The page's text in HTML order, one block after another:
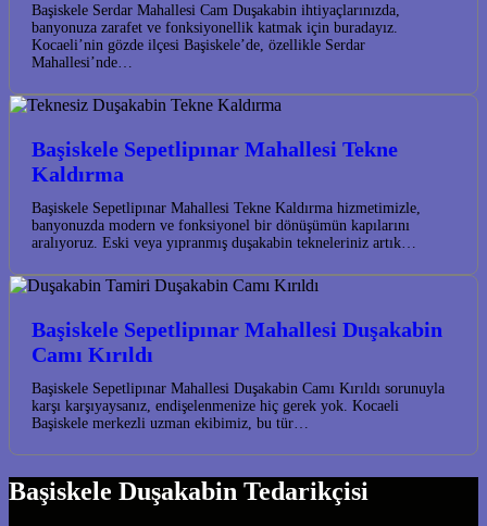
Başiskele Serdar Mahallesi Cam Duşakabin ihtiyaçlarınızda,
banyonuza zarafet ve fonksiyonellik katmak için buradayız.
Kocaeli’nin gözde ilçesi Başiskele’de, özellikle Serdar
Mahallesi’nde…
Başiskele Sepetlipınar Mahallesi Tekne
Kaldırma
Başiskele Sepetlipınar Mahallesi Tekne Kaldırma hizmetimizle,
banyonuzda modern ve fonksiyonel bir dönüşümün kapılarını
aralıyoruz. Eski veya yıpranmış duşakabin tekneleriniz artık…
Başiskele Sepetlipınar Mahallesi Duşakabin
Camı Kırıldı
Başiskele Sepetlipınar Mahallesi Duşakabin Camı Kırıldı sorunuyla
karşı karşıyaysanız, endişelenmenize hiç gerek yok. Kocaeli
Başiskele merkezli uzman ekibimiz, bu tür…
Başiskele Duşakabin Tedarikçisi